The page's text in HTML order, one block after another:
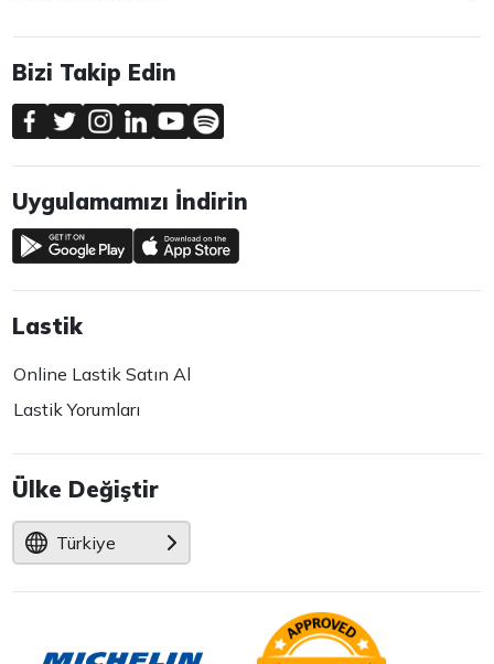
Bizi Takip Edin
Uygulamamızı İndirin
Lastik
Online Lastik Satın Al
Lastik Yorumları
Ülke Değiştir
Türkiye